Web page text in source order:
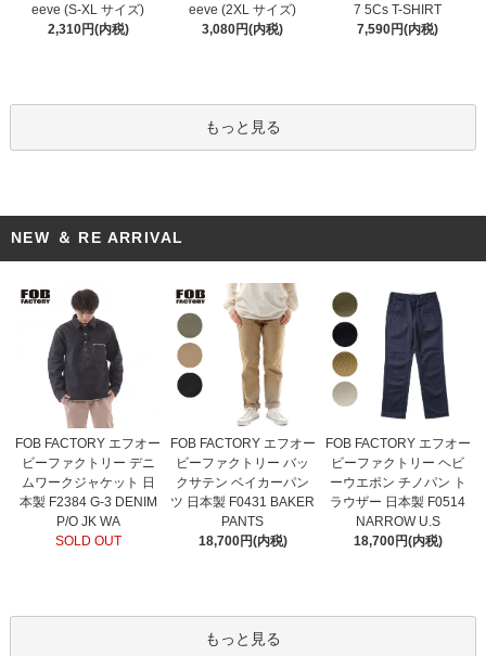
eeve (S-XL サイズ)
2,310円(内税)
eeve (2XL サイズ)
3,080円(内税)
7 5Cs T-SHIRT
7,590円(内税)
もっと見る
NEW ＆ RE ARRIVAL
FOB FACTORY エフオー
ビーファクトリー デニ
ムワークジャケット 日
本製 F2384 G-3 DENIM
P/O JK WA
SOLD OUT
FOB FACTORY エフオー
ビーファクトリー バッ
クサテン ベイカーパン
ツ 日本製 F0431 BAKER
PANTS
18,700円(内税)
FOB FACTORY エフオー
ビーファクトリー ヘビ
ーウエポン チノパン ト
ラウザー 日本製 F0514
NARROW U.S
18,700円(内税)
もっと見る